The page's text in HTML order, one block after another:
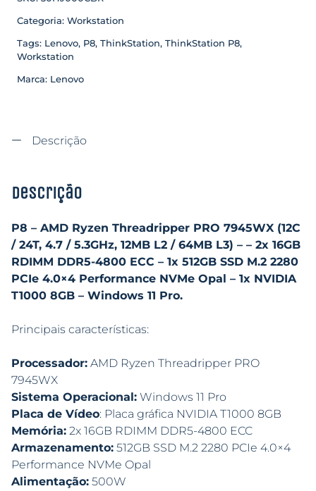
Categoria: Workstation
Tags: Lenovo, P8, ThinkStation, ThinkStation P8,
Workstation
Marca: Lenovo
Descrição
Descrição
P8 – AMD Ryzen Threadripper PRO 7945WX (12C
/ 24T, 4.7 / 5.3GHz, 12MB L2 / 64MB L3) – – 2x 16GB
RDIMM DDR5-4800 ECC – 1x 512GB SSD M.2 2280
PCIe 4.0×4 Performance NVMe Opal – 1x NVIDIA
T1000 8GB – Windows 11 Pro.
Principais características:
Processador: AMD Ryzen Threadripper PRO
7945WX
Sistema Operacional: Windows 11 Pro
Placa de Vídeo: Placa gráfica NVIDIA T1000 8GB
Memória: 2x 16GB RDIMM DDR5-4800 ECC
Armazenamento: 512GB SSD M.2 2280 PCIe 4.0×4
Performance NVMe Opal
Alimentação: 500W